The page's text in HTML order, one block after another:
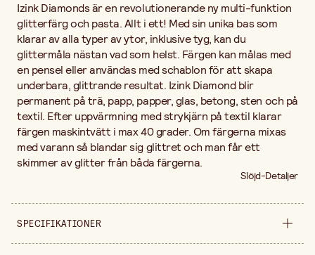
Izink Diamonds är en revolutionerande ny multi-funktion
glitterfärg och pasta. Allt i ett! Med sin unika bas som
klarar av alla typer av ytor, inklusive tyg, kan du
glittermåla nästan vad som helst. Färgen kan målas med
en pensel eller användas med schablon för att skapa
underbara, glittrande resultat. Izink Diamond blir
permanent på trä, papp, papper, glas, betong, sten och på
textil. Efter uppvärmning med strykjärn på textil klarar
färgen maskintvätt i max 40 grader. Om färgerna mixas
med varann så blandar sig glittret och man får ett
skimmer av glitter från båda färgerna.
Slöjd-Detaljer
SPECIFIKATIONER